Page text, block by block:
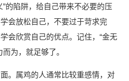
的陷阱，给自己带来不必要的压
会放松自己，不要过于苛求完
会欣赏自己的优点。记住，“金无
为，就足够了。
。属鸡的人通常比较重感情，对